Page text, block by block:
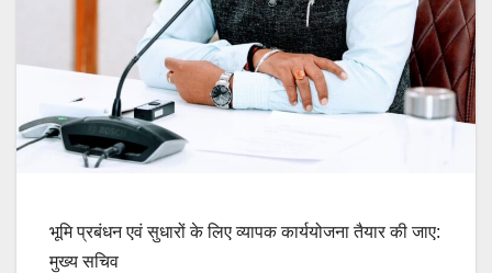
भूमि प्रबंधन एवं सुधारों के लिए व्यापक कार्ययोजना तैयार की जाए:
मुख्य सचिव